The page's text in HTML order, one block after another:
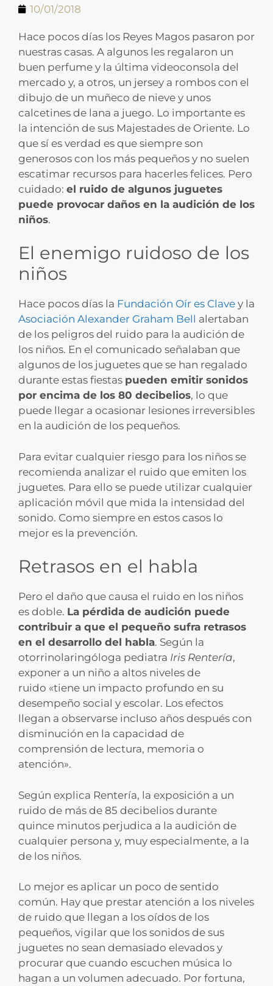
10/01/2018
Hace pocos días los Reyes Magos pasaron por
nuestras casas. A algunos les regalaron un
buen perfume y la última videoconsola del
mercado y, a otros, un jersey a rombos con el
dibujo de un muñeco de nieve y unos
calcetines de lana a juego. Lo importante es
la intención de sus Majestades de Oriente. Lo
que sí es verdad es que siempre son
generosos con los más pequeños y no suelen
escatimar recursos para hacerles felices. Pero
cuidado: el ruido de algunos juguetes
puede provocar daños en la audición de los
niños.
El enemigo ruidoso de los
niños
Hace pocos días la Fundación Oír es Clave y la
Asociación Alexander Graham Bell alertaban
de los peligros del ruido para la audición de
los niños. En el comunicado señalaban que
algunos de los juguetes que se han regalado
durante estas fiestas pueden emitir sonidos
por encima de los 80 decibelios, lo que
puede llegar a ocasionar lesiones irreversibles
en la audición de los pequeños.
Para evitar cualquier riesgo para los niños se
recomienda analizar el ruido que emiten los
juguetes. Para ello se puede utilizar cualquier
aplicación móvil que mida la intensidad del
sonido. Como siempre en estos casos lo
mejor es la prevención.
Retrasos en el habla
Pero el daño que causa el ruido en los niños
es doble. La pérdida de audición puede
contribuir a que el pequeño sufra retrasos
en el desarrollo del habla. Según la
otorrinolaringóloga pediatra Iris Rentería,
exponer a un niño a altos niveles de
ruido «tiene un impacto profundo en su
desempeño social y escolar. Los efectos
llegan a observarse incluso años después con
disminución en la capacidad de
comprensión de lectura, memoria o
atención».
Según explica Rentería, la exposición a un
ruido de más de 85 decibelios durante
quince minutos perjudica a la audición de
cualquier persona y, muy especialmente, a la
de los niños.
Lo mejor es aplicar un poco de sentido
común. Hay que prestar atención a los niveles
de ruido que llegan a los oídos de los
pequeños, vigilar que los sonidos de sus
juguetes no sean demasiado elevados y
procurar que cuando escuchen música lo
hagan a un volumen adecuado. Por fortuna,